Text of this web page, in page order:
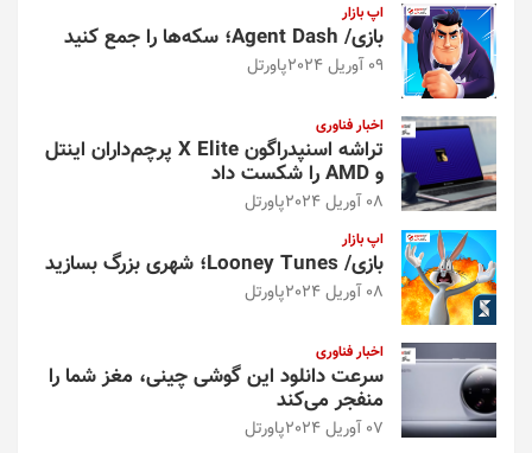
اپ بازار
بازی/ Agent Dash؛ سکه‌ها را جمع کنید
09 آوریل 2024 پاورتل
اخبار فناوری
تراشه اسنپدراگون X Elite پرچم‌داران اینتل
و AMD را شکست داد
08 آوریل 2024 پاورتل
اپ بازار
بازی/ Looney Tunes؛ شهری بزرگ بسازید
08 آوریل 2024 پاورتل
اخبار فناوری
سرعت دانلود این گوشی چینی، مغز شما را
منفجر می‌کند
07 آوریل 2024 پاورتل